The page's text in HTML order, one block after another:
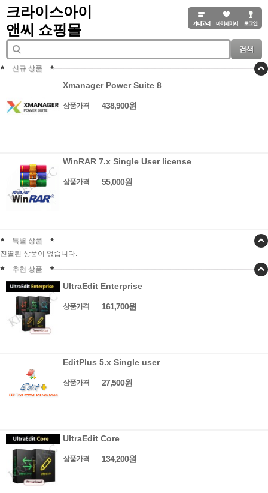
크라이스아이
앤씨 쇼핑몰
검색
신규 상품
Xmanager Power Suite 8
상품가격 438,900원
WinRAR 7.x Single User license
상품가격 55,000원
특별 상품
진열된 상품이 없습니다.
추천 상품
UltraEdit Enterprise
상품가격 161,700원
EditPlus 5.x Single user
상품가격 27,500원
UltraEdit Core
상품가격 134,200원